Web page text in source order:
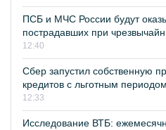
ПСБ и МЧС России будут
пострадавших при
12:40
Сбер запустил собственную
кредитов с льготным периодом
12:33
Исследование ВТБ: